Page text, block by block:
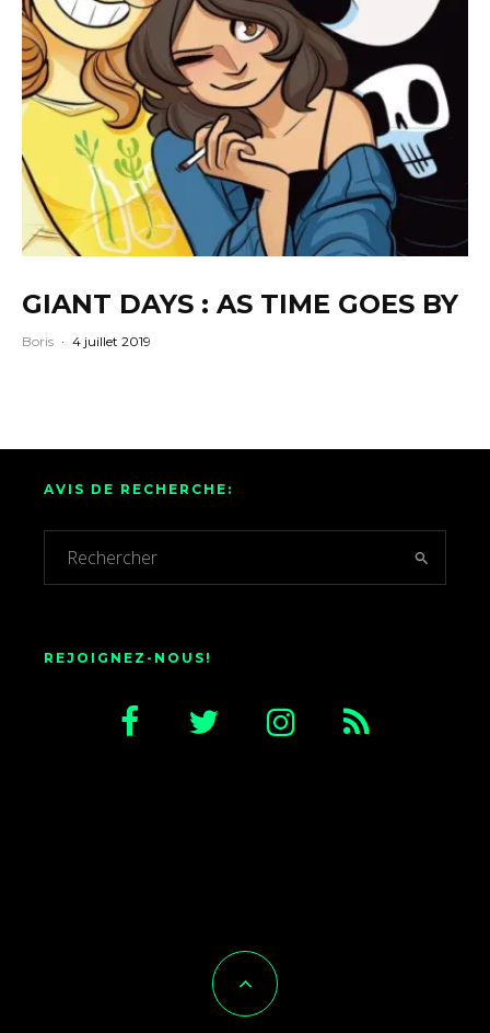
GIANT DAYS : AS TIME GOES BY
Boris · 4 juillet 2019
AVIS DE RECHERCHE:
REJOIGNEZ-NOUS!